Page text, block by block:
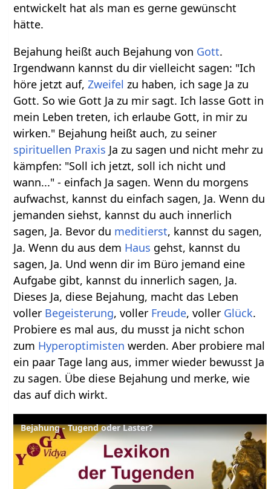
entwickelt hat als man es gerne gewünscht
hätte.
Bejahung heißt auch Bejahung von Gott.
Irgendwann kannst du dir vielleicht sagen: "Ich
höre jetzt auf,Zweifel zu haben, ich sage Ja zu
Gott. So wie Gott Ja zu mir sagt. Ich lasse Gott in
mein Leben treten, ich erlaube Gott, in mir zu
wirken." Bejahung heißt auch, zu seiner
spirituellen Praxis Ja zu sagen und nicht mehr zu
kämpfen: "Soll ich jetzt, soll ich nicht und
wann..." - einfach Ja sagen. Wenn du morgens
aufwachst, kannst du einfach sagen, Ja. Wenn du
jemanden siehst, kannst du auch innerlich
sagen, Ja. Bevor du meditierst, kannst du sagen,
Ja. Wenn du aus dem Haus gehst, kannst du
sagen, Ja. Und wenn dir im Büro jemand eine
Aufgabe gibt, kannst du innerlich sagen, Ja.
Dieses Ja, diese Bejahung, macht das Leben
voller Begeisterung, voller Freude, voller Glück.
Probiere es mal aus, du musst ja nicht schon
zum Hyperoptimisten werden. Aber probiere mal
ein paar Tage lang aus, immer wieder bewusst Ja
zu sagen. Übe diese Bejahung und merke, wie
das auf dich wirkt.
Bejahung - Tugend oder Laster?